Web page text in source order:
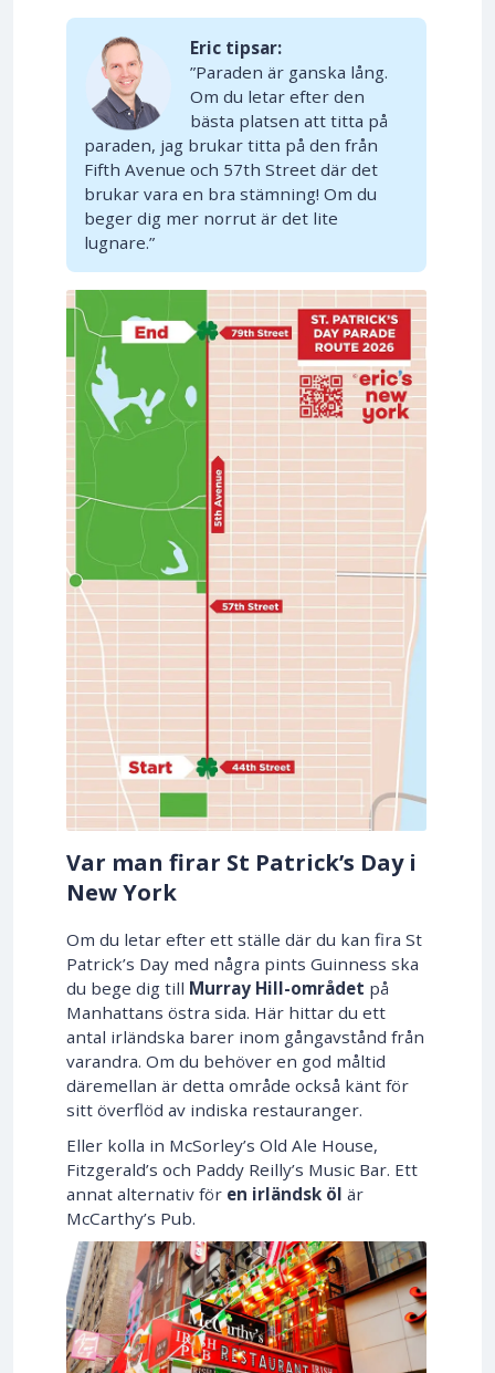
Eric tipsar:
”Paraden är ganska lång.
Om du letar efter den
bästa platsen att titta på
paraden, jag brukar titta på den från
Fifth Avenue och 57th Street där det
brukar vara en bra stämning! Om du
beger dig mer norrut är det lite
lugnare.”
Var man firar St Patrick’s Day i
New York
Om du letar efter ett ställe där du kan fira St
Patrick’s Day med några pints Guinness ska
du bege dig till Murray Hill-området på
Manhattans östra sida. Här hittar du ett
antal irländska barer inom gångavstånd från
varandra. Om du behöver en god måltid
däremellan är detta område också känt för
sitt överflöd av indiska restauranger.
Eller kolla in McSorley’s Old Ale House,
Fitzgerald’s och Paddy Reilly’s Music Bar. Ett
annat alternativ för en irländsk öl är
McCarthy’s Pub.